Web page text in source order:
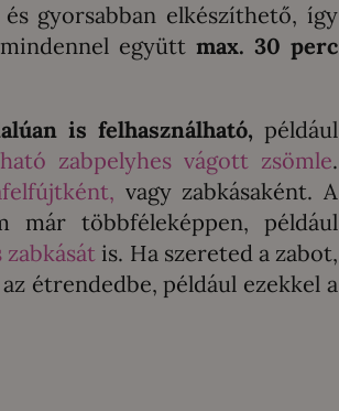
gyorsabban elkészíthető, így
együtt max. 30 perc
is felhasználható, például
zabpelyhes vágott zsömle.
vagy zabkásaként. A
már többféleképpen, például
is. Ha szereted a zabot,
étrendedbe, például ezekkel a